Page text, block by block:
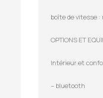
boîte de vitesse :
OPTIONS ET
Intérieur et
– bluetooth